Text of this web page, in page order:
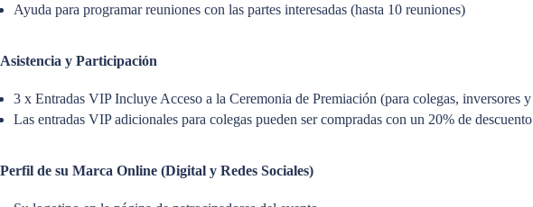
Ayuda para programar reuniones con las partes interesadas (hasta 10 reuniones)
Asistencia y Participación
3 x Entradas VIP Incluye Acceso a la Ceremonia de Premiación (para colegas, inversores
Las entradas VIP adicionales para colegas pueden ser compradas con un 20% de descuento
Perfil de su Marca Online (Digital y Redes Sociales)